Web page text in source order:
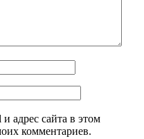
адрес сайта в этом
комментариев.